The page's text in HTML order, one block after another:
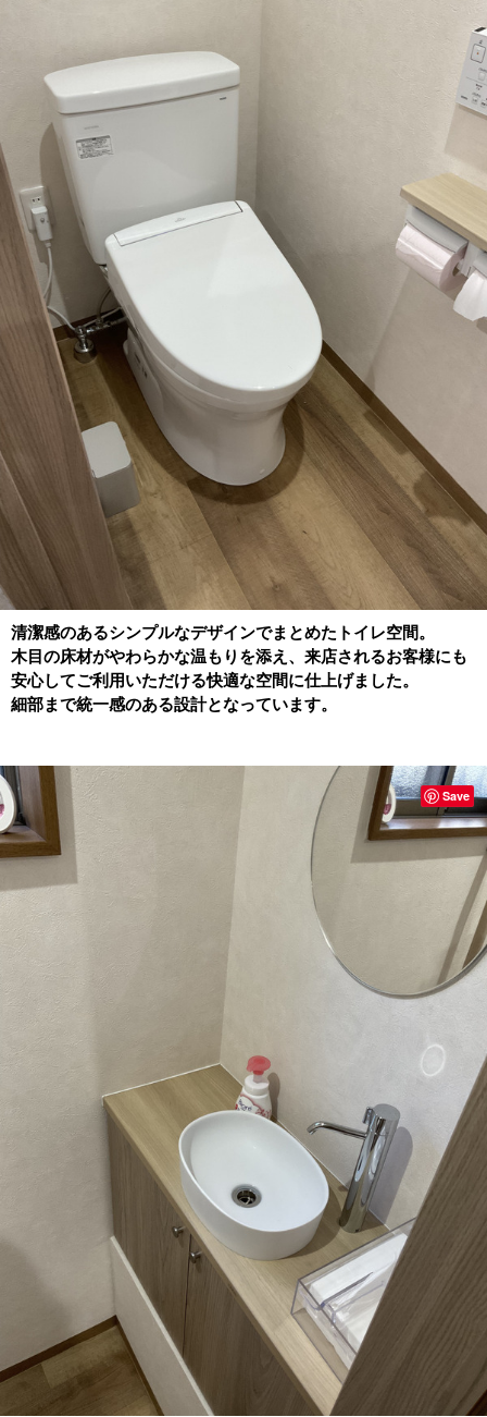
清潔感のあるシンプルなデザインでまとめたトイレ空間。
木目の床材がやわらかな温もりを添え、来店されるお客様にも
安心してご利用いただける快適な空間に仕上げました。
細部まで統一感のある設計となっています。
Save